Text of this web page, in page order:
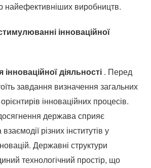
найефективніших виробництв.
інноваційної
діяльності . Перед
завдання визначення загальних
інноваційних процесів.
держава сприяє
різних інститутів у
Державні структури
технологічний простір, що